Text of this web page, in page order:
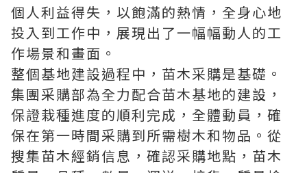
個人利益得失，以飽滿的熱情，全身心地
投入到工作中，展現出了一幅幅動人的工
作場景和畫面。
整個基地建設過程中，苗木采購是基礎。
集團采購部為全力配合苗木基地的建設，
保證栽種進度的順利完成，全體動員，確
保在第一時間采購到所需樹木和物品。從
搜集苗木經銷信息，確認采購地點，苗木